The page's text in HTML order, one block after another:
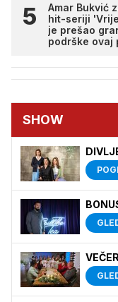
Amar Bukvić
hit-seriji
je prešao
podrške ovaj
SHOW